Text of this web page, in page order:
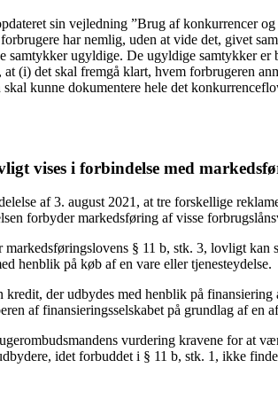
sin vejledning ”Brug af konkurrencer
har nemlig, uden at vide det, givet
samtykker ugyldige. De ugyldige samtykker
(i) det skal fremgå klart, hvem forbrugeren
kunne dokumentere hele det
vises i forbindelse med
af 3. august 2021, at tre forskellige
forbyder markedsføring af visse
§ 11 b, stk. 3, lovligt
henblik på køb af en vare eller tjenesteydelse.
der udbydes med henblik på
af finansieringsselskabet på grundlag af en
vurdering kravene for at
idet forbuddet i § 11 b, stk. 1, ikke